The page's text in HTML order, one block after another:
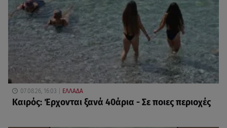
07.08.26, 16:03 ΕΛΛΑΔΑ
Καιρός: Έρχονται ξανά 40άρια - Σε ποιες περιοχές